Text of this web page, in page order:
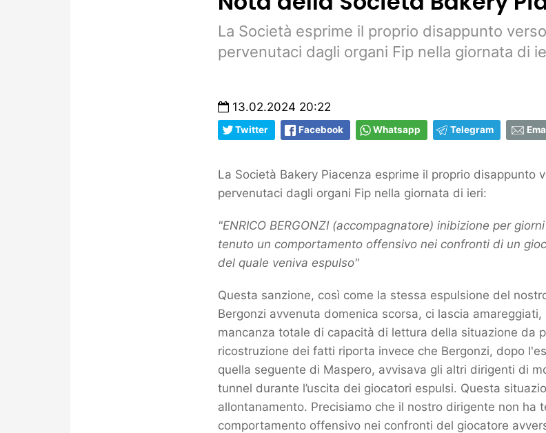
La Società esprime il proprio disappunto
pervenutaci dagli organi Fip nella giornata di
13.02.2024 20:22
Twitter Facebook Whatsapp Telegram
La Società Bakery Piacenza esprime il proprio disappunto
pervenutaci dagli organi Fip nella giornata di ieri:
"ENRICO BERGONZI (accompagnatore) inibizione per
tenuto un comportamento offensivo nei confronti di un
del quale veniva espulso"
Questa sanzione, così come la stessa espulsione del
Bergonzi avvenuta domenica scorsa, ci lascia
mancanza totale di capacità di lettura della situazione da
ricostruzione dei fatti riporta invece che Bergonzi, dopo
quella seguente di Maspero, avvisava gli altri dirigenti di
tunnel durante l’uscita dei giocatori espulsi. Questa
allontanamento. Precisiamo che il nostro dirigente non ha
comportamento offensivo nei confronti del giocatore